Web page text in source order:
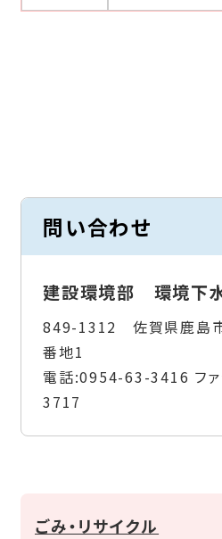
問い合わせ
建設環境部 環境下
849-1312 佐賀県鹿島
番地1
電話:0954-63-3416 フ
3717
ごみ・リサイクル